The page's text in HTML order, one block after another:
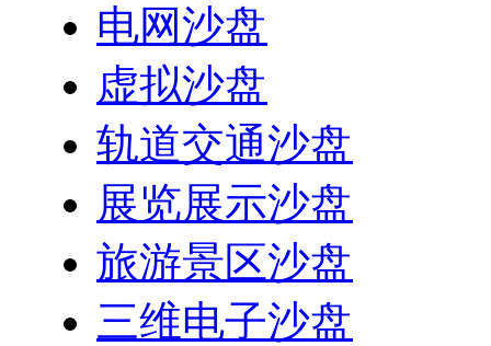
电网沙盘
虚拟沙盘
轨道交通沙盘
展览展示沙盘
旅游景区沙盘
三维电子沙盘